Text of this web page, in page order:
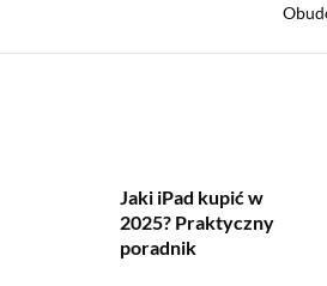
Jaki iPad kupić w
2025? Praktyczny
poradnik